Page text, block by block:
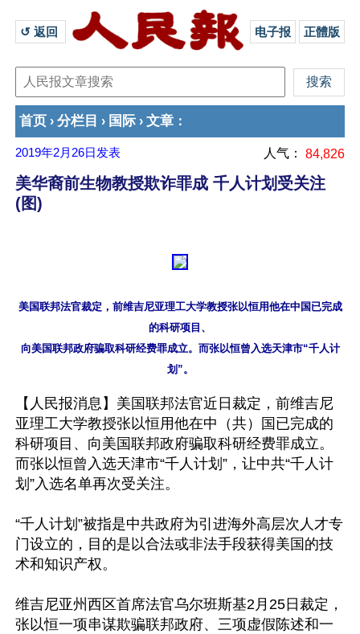
↺ 返回 电子报 正體版
首页 › 分栏目 › 国际 › 文章 ：
2019年2月26日 发表 人气： 84,826
美华裔前生物教授欺诈罪成 千人计划受关注
(图)
美国联邦法官裁定，前维吉尼亚理工大学教授张以恒用他在中国已完成
的科研项目、
向美国联邦政府骗取科研经费罪成立。而张以恒曾入选天津市“千人计
【人民报消息】美国联邦法官近日裁定，前维吉尼
亚理工大学教授张以恒用他在中（共）国已完成的
科研项目、向美国联邦政府骗取科研经费罪成立。
而张以恒曾入选天津市“千人计划”，让中共“千人计
划”入选名单再次受关注。
“千人计划”被指是中共政府为引进海外高层次人才专
门设立的，目的是以合法或非法手段获得美国的技
术和知识产权。
维吉尼亚州西区首席法官乌尔班斯基2月25日裁定，
张以恒一项串谋欺骗联邦政府、三项虚假陈述和一